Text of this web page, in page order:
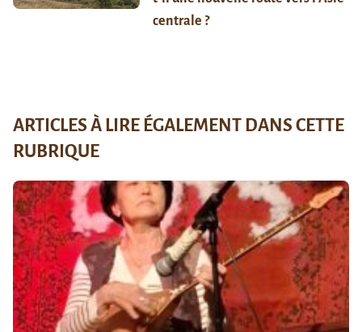
centrale ?
ARTICLES À LIRE ÉGALEMENT DANS CETTE
RUBRIQUE